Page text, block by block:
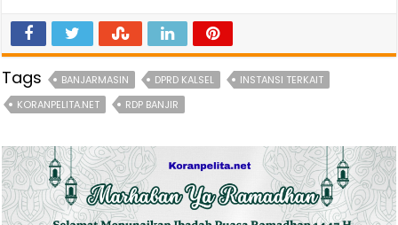
Tags BANJARMASIN DPRD KALSEL
INSTANSI TERKAIT
KORANPELITA.NET
RDP BANJIR